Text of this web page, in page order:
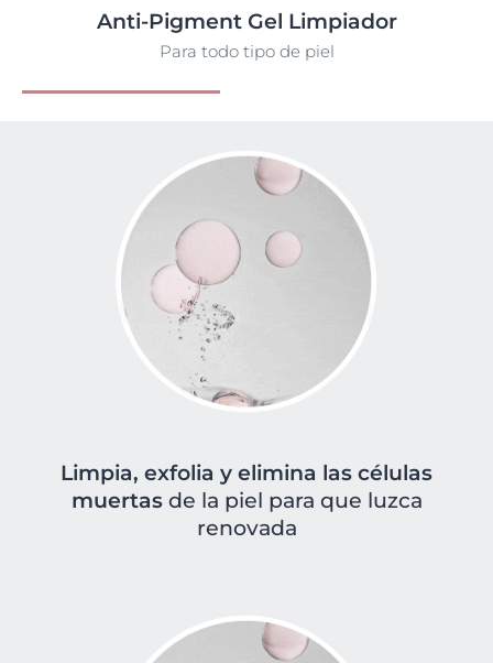
Anti-Pigment Gel Limpiador
Para todo tipo de piel
Limpia, exfolia y elimina las células
muertas de la piel para que luzca
renovada